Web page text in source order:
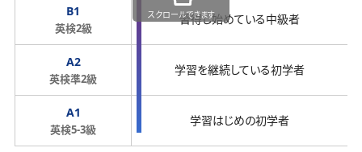
B1
英検2級
習得し始めている中級者
A2
英検準2級
学習を継続している初学者
A1
英検5-3級
学習はじめの初学者
スクロールできます